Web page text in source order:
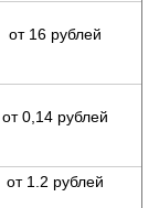
от 16 рублей
от 0,14 рублей
от 1.2 рублей